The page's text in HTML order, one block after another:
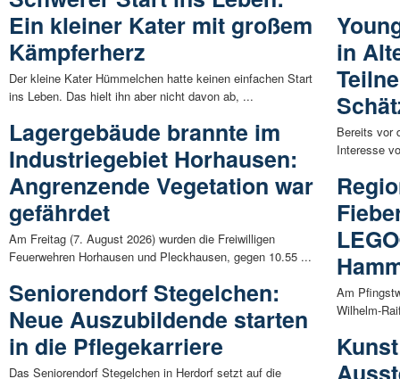
Ein kleiner Kater mit großem
Kämpferherz
Der kleine Kater Hümmelchen hatte keinen einfachen Start
ins Leben. Das hielt ihn aber nicht davon ab, ...
Lagergebäude brannte im
Industriegebiet Horhausen:
Angrenzende Vegetation war
gefährdet
Am Freitag (7. August 2026) wurden die Freiwilligen
Feuerwehren Horhausen und Pleckhausen, gegen 10.55 ...
Seniorendorf Stegelchen:
Neue Auszubildende starten
in die Pflegekarriere
Das Seniorendorf Stegelchen in Herdorf setzt auf die
in
Bereits vor
Interesse
Am
Wilhelm-